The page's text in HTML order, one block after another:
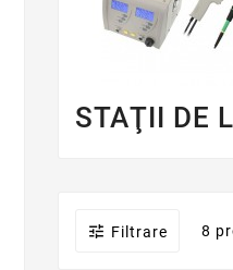
STAŢII DE
 Filtrare 8